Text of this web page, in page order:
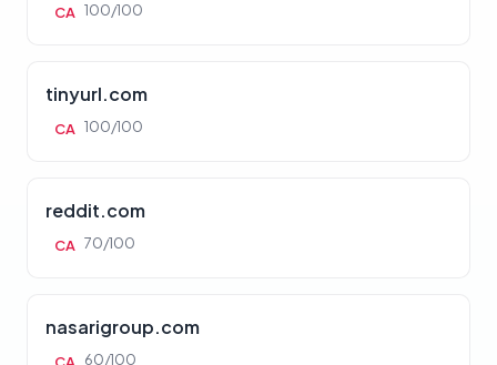
CA 100/100
tinyurl.com
CA 100/100
reddit.com
CA 70/100
nasarigroup.com
60/100